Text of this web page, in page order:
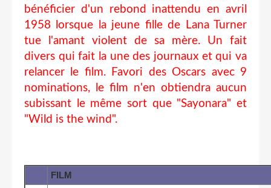
bénéficier d'un rebond inattendu en avril
1958 lorsque la jeune fille de Lana Turner
tue l'amant violent de sa mère. Un fait
divers qui fait la une des journaux et qui va
relancer le film. Favori des Oscars avec 9
nominations, le film n'en obtiendra aucun
subissant le même sort que "Sayonara" et
"Wild is the wind".
FILM